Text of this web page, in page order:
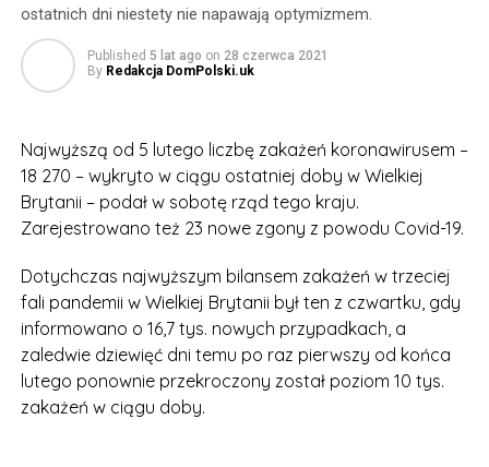
ostatnich dni niestety nie napawają optymizmem.
Published 5 lat ago on 28 czerwca 2021
By Redakcja DomPolski.uk
Najwyższą od 5 lutego liczbę zakażeń koronawirusem –
18 270 – wykryto w ciągu ostatniej doby w Wielkiej
Brytanii – podał w sobotę rząd tego kraju.
Zarejestrowano też 23 nowe zgony z powodu Covid-19.
Dotychczas najwyższym bilansem zakażeń w trzeciej
fali pandemii w Wielkiej Brytanii był ten z czwartku, gdy
informowano o 16,7 tys. nowych przypadkach, a
zaledwie dziewięć dni temu po raz pierwszy od końca
lutego ponownie przekroczony został poziom 10 tys.
zakażeń w ciągu doby.